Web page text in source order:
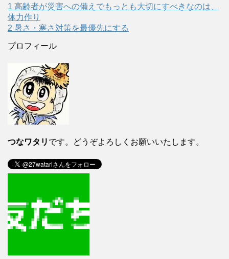
1 高齢者が災害への備えでもっとも大切にすべきなのは、
体力作り
2 暑さ・寒さ対策を最優先にする
プロフィール
つなワタリ です。どうぞよろしくお願いいたします。